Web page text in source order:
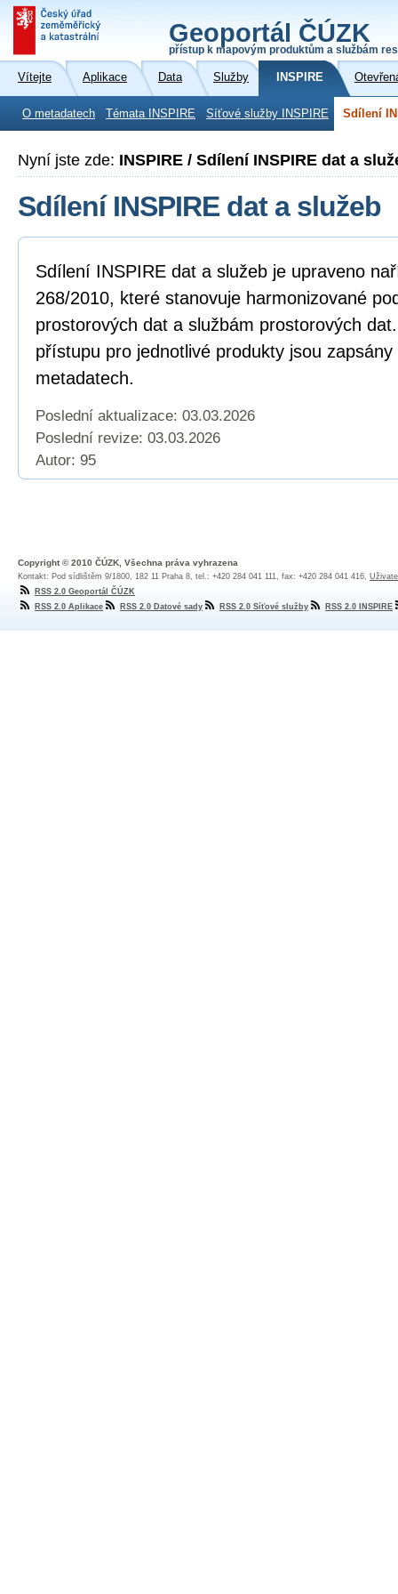
Geoportál ČÚZK
přístup k mapovým produktům a službám
Vítejte Aplikace Data Služby INSPIRE
O metadatech Témata INSPIRE Síťové služby INSPIRE Sdílení
Nyní jste zde: INSPIRE / Sdílení INSPIRE dat a
Sdílení INSPIRE dat a služeb
Sdílení INSPIRE dat a služeb je upraveno
268/2010, které stanovuje harmonizované
prostorových dat a službám prostorových
přístupu pro jednotlivé produkty jsou
metadatech.
Poslední aktualizace: 03.03.2026
Poslední revize: 03.03.2026
Autor: 95
Copyright © 2010 ČÚZK, Všechna práva vyhrazena
Kontakt: Pod sídlištěm 9/1800, 182 11 Praha 8, tel.: +420 284 041 111, fax: +420 284 041 416,
RSS 2.0 Geoportál ČÚZK
RSS 2.0 Aplikace
RSS 2.0 Datové sady RSS 2.0 Síťové služby RSS 2.0 INSPIRE